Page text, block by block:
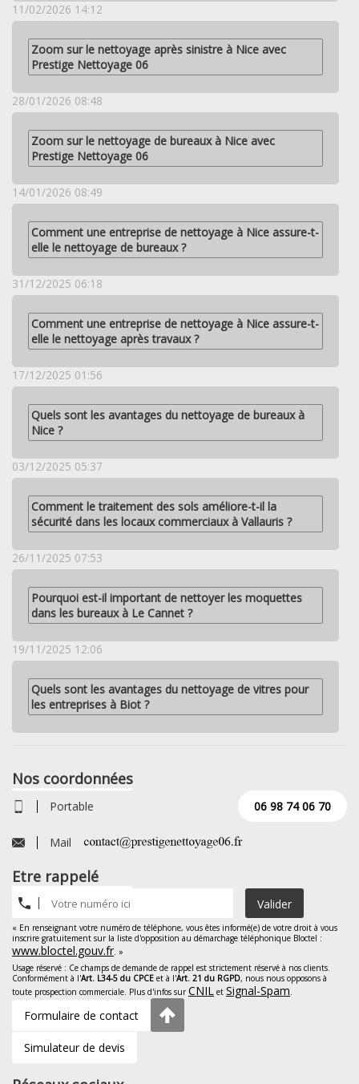
11/02/2026 14:12
Zoom sur le nettoyage après sinistre à Nice avec
Prestige Nettoyage 06
28/01/2026 08:48
Zoom sur le nettoyage de bureaux à Nice avec
Prestige Nettoyage 06
14/01/2026 08:49
Comment une entreprise de nettoyage à Nice assure-t-
elle le nettoyage de bureaux ?
31/12/2025 06:18
Comment une entreprise de nettoyage à Nice assure-t-
elle le nettoyage après travaux ?
17/12/2025 01:56
Quels sont les avantages du nettoyage de bureaux à
Nice ?
03/12/2025 05:37
Comment le traitement des sols améliore-t-il la
sécurité dans les locaux commerciaux à Vallauris ?
26/11/2025 07:53
Pourquoi est-il important de nettoyer les moquettes
dans les bureaux à Le Cannet ?
19/11/2025 12:06
Quels sont les avantages du nettoyage de vitres pour
les entreprises à Biot ?
Nos coordonnées
Portable 06 98 74 06 70
Mail
Etre rappelé
Valider
« En renseignant votre numéro de téléphone, vous êtes informé(e) de votre droit à vous
inscrire gratuitement sur la liste d'opposition au démarchage téléphonique Bloctel :
www.bloctel.gouv.fr. »
Usage réservé : Ce champs de demande de rappel est strictement réservé à nos clients.
Conformément à l'Art. L34-5 du CPCE et à l'Art. 21 du RGPD, nous nous opposons à
toute prospection commerciale. Plus d'infos surCNIL et Signal-Spam.
Formulaire de contact
Simulateur de devis